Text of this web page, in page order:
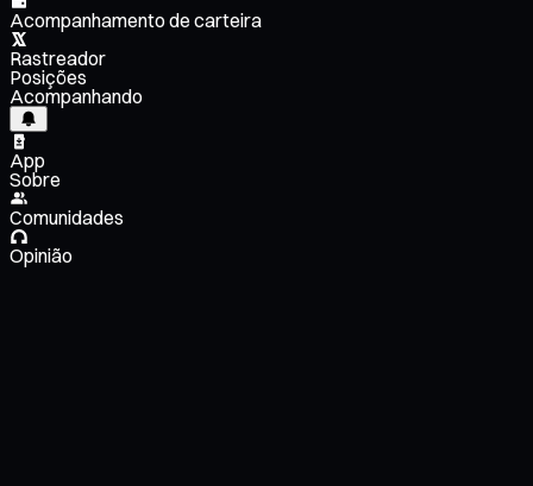
Acompanhamento de carteira
Rastreador
Posições
Acompanhando
App
Sobre
Comunidades
Opinião